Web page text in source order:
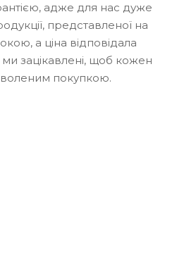
адже для нас дуже
представленої на
а ціна відповідала
зацікавлені, щоб кожен
покупкою.